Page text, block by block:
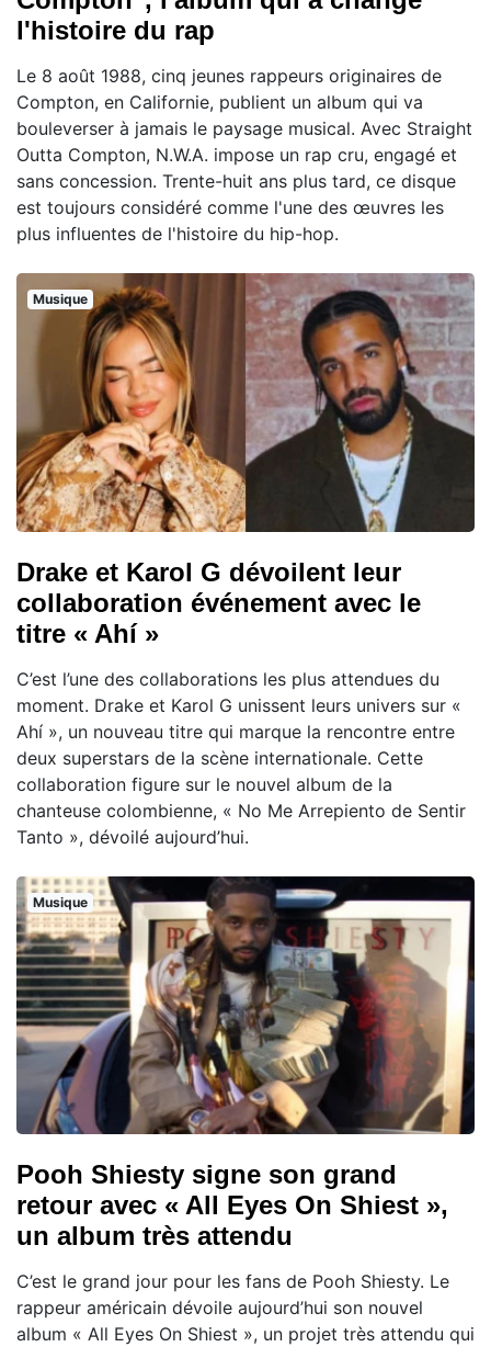
l'histoire du rap
Le 8 août 1988, cinq jeunes rappeurs originaires de
Compton, en Californie, publient un album qui va
bouleverser à jamais le paysage musical. Avec Straight
Outta Compton, N.W.A. impose un rap cru, engagé et
sans concession. Trente-huit ans plus tard, ce disque
est toujours considéré comme l'une des œuvres les
plus influentes de l'histoire du hip-hop.
Musique
Drake et Karol G dévoilent leur
collaboration événement avec le
titre « Ahí »
C’est l’une des collaborations les plus attendues du
moment. Drake et Karol G unissent leurs univers sur «
Ahí », un nouveau titre qui marque la rencontre entre
deux superstars de la scène internationale. Cette
collaboration figure sur le nouvel album de la
chanteuse colombienne, « No Me Arrepiento de Sentir
Tanto », dévoilé aujourd’hui.
Musique
Pooh Shiesty signe son grand
retour avec « All Eyes On Shiest »,
un album très attendu
C’est le grand jour pour les fans de Pooh Shiesty. Le
rappeur américain dévoile aujourd’hui son nouvel
album « All Eyes On Shiest », un projet très attendu qui